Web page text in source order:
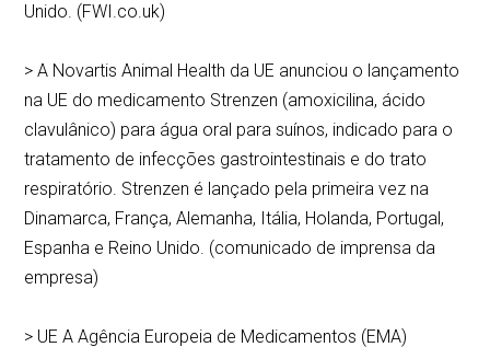
Unido. (FWI.co.uk)
> A Novartis Animal Health da UE anunciou o lançamento
na UE do medicamento Strenzen (amoxicilina, ácido
clavulânico) para água oral para suínos, indicado para o
tratamento de infecções gastrointestinais e do trato
respiratório. Strenzen é lançado pela primeira vez na
Dinamarca, França, Alemanha, Itália, Holanda, Portugal,
Espanha e Reino Unido. (comunicado de imprensa da
empresa)
> UE A Agência Europeia de Medicamentos (EMA)